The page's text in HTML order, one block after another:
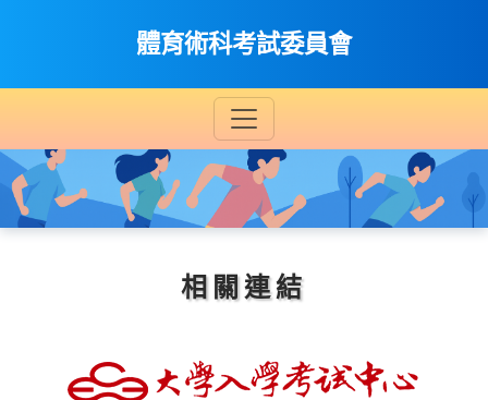
體育術科考試委員會
相關連結